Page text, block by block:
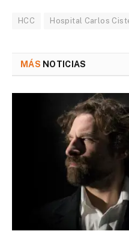
HCC Hospital Carlos
MÁS NOTICIAS